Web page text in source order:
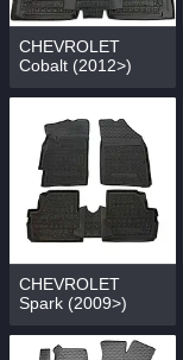
CHEVROLET
Cobalt (2012>)
CHEVROLET
Spark (2009>)